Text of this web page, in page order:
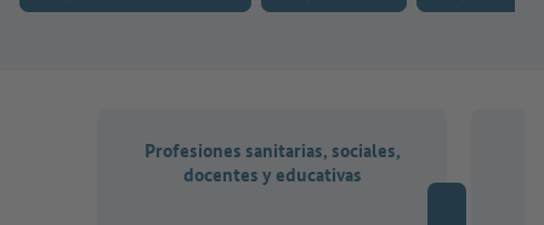
Profesiones sanitarias, sociales,
docentes y educativas